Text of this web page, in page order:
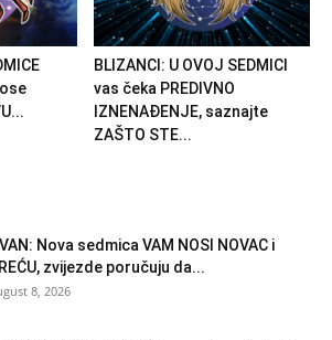
BLIZANCI: U OVOJ SEDMICI
vas čeka PREDIVNO
IZNENAĐENJE, saznajte
ZAŠTO STE...
Nova sedmica VAM NOSI NOVAC i
zvijezde poručuju da...
8, 2026